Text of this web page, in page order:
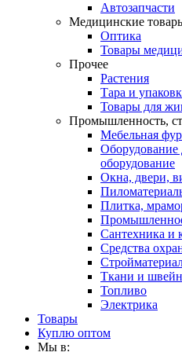
Автозапчасти
Медицинские
Оптика
Товары
Прочее
Растения
Тара и
Товары для
Промышленность,
Мебельная
Оборудование
оборудование
Окна, двери,
Плитка,
Сантехника и
Средства
Ткани и
Топливо
Электрика
Товары
Куплю оптом
Мы в: